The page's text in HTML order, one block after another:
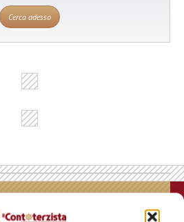
Cerca adesso
sul mondo